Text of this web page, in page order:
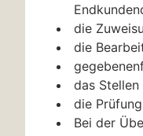
die
die
das
die
Bei der